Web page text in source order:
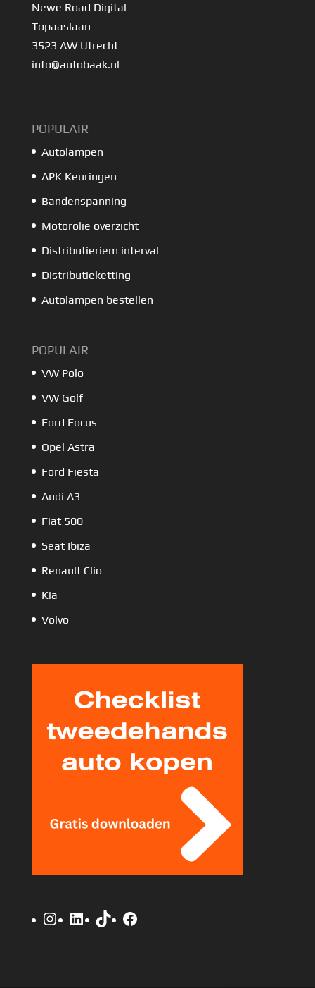
Newe Road Digital
Topaaslaan
3523 AW Utrecht
info@autobaak.nl
POPULAIR
Autolampen
APK Keuringen
Bandenspanning
Motorolie overzicht
Distributieriem interval
Distributieketting
Autolampen bestellen
POPULAIR
VW Polo
VW Golf
Ford Focus
Opel Astra
Ford Fiesta
Audi A3
Fiat 500
Seat Ibiza
Renault Clio
Kia
Volvo
Instagram
LinkedIn
TikTokFacebook